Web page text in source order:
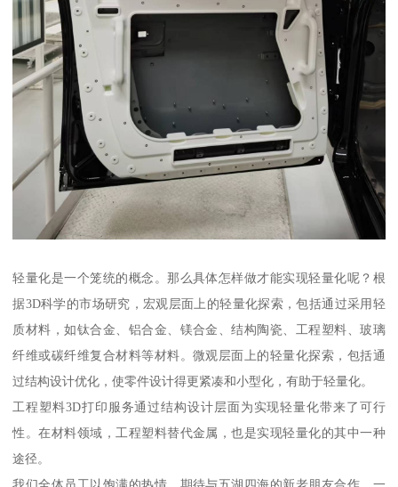
轻量化是一个笼统的概念。那么具体怎样做才能实现轻量化呢？根
据3D科学的市场研究，宏观层面上的轻量化探索，包括通过采用轻
质材料，如钛合金、铝合金、镁合金、结构陶瓷、工程塑料、玻璃
纤维或碳纤维复合材料等材料。微观层面上的轻量化探索，包括通
过结构设计优化，使零件设计得更紧凑和小型化，有助于轻量化。
工程塑料3D打印服务通过结构设计层面为实现轻量化带来了可行
性。在材料领域，工程塑料替代金属，也是实现轻量化的其中一种
途径。